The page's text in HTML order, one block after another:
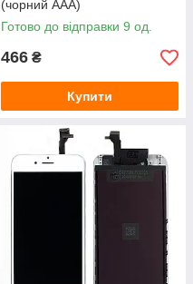
(чорний AAA)
Готово до відправки 9 од.
466 ₴
Купити